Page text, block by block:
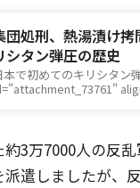
団処刑、熱湯漬け
シタン弾圧の歴史
本で初めてのキリシタン
3万7000人の反
遣しましたが、